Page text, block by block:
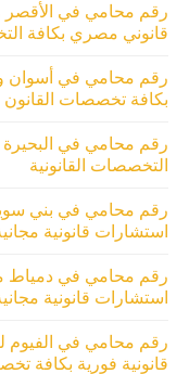
رقم محامي في
قانوني مصري بكافة
رقم محامي في أسوان
بكافة تخصصات
رقم محامي في
التخصصات القانونية
رقم محامي في بني
استشارات قانونية
رقم محامي في
استشارات قانونية
رقم محامي في الفيوم
قانونية فورية بكافة